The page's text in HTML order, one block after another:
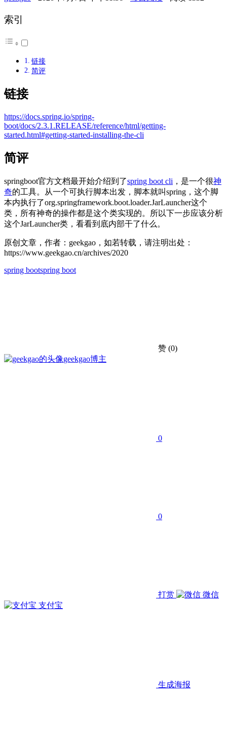
索引
链接
简评
链接
https://docs.spring.io/spring-
boot/docs/2.3.1.RELEASE/reference/html/getting-
started.html#getting-started-installing-the-cli
简评
springboot官方文档最开始介绍到了spring boot cli ，是一个很神
奇的工具。从一个可执行脚本出发，脚本就叫spring，这个脚
本内执行了org.springframework.boot.loader.JarLauncher这个
类，所有神奇的操作都是这个类实现的。所以下一步应该分析
这个JarLauncher类，看看到底内部干了什么。
原创文章，作者：geekgao，如若转载，请注明出处：
https://www.geekgao.cn/archives/2020
spring bootspring boot
赞 (0)
geekgao博主
0
0
打赏
微信
支付宝
生成海报